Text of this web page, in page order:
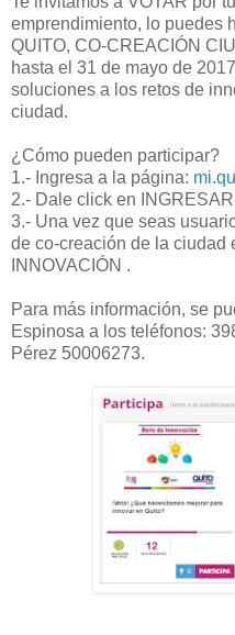
emprendimiento, lo puedes
QUITO, CO-CREACIÓN
hasta el 31 de mayo de
soluciones a los retos de
ciudad.
¿Cómo pueden participar?
1.- Ingresa a la página:
2.- Dale click en
3.- Una vez que seas
de co-creación de la ciudad
INNOVACIÓN .
Para más información, se
Espinosa a los teléfonos:
Pérez 50006273.